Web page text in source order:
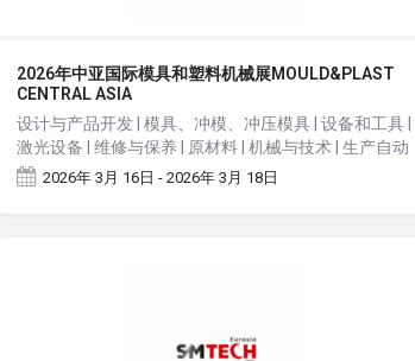
2026年中亚国际模具和塑料机械展MOULD&PLAST
CENTRAL ASIA
设计与产品开发 | 模具、冲模、冲压模具 | 设备和工具 |
激光设备 | 维修与保养 | 原材料 | 机械与技术 | 生产自动
化 | 塑料制品的合同制造 | 回收利用
2026年 3月 16日 - 2026年 3月 18日